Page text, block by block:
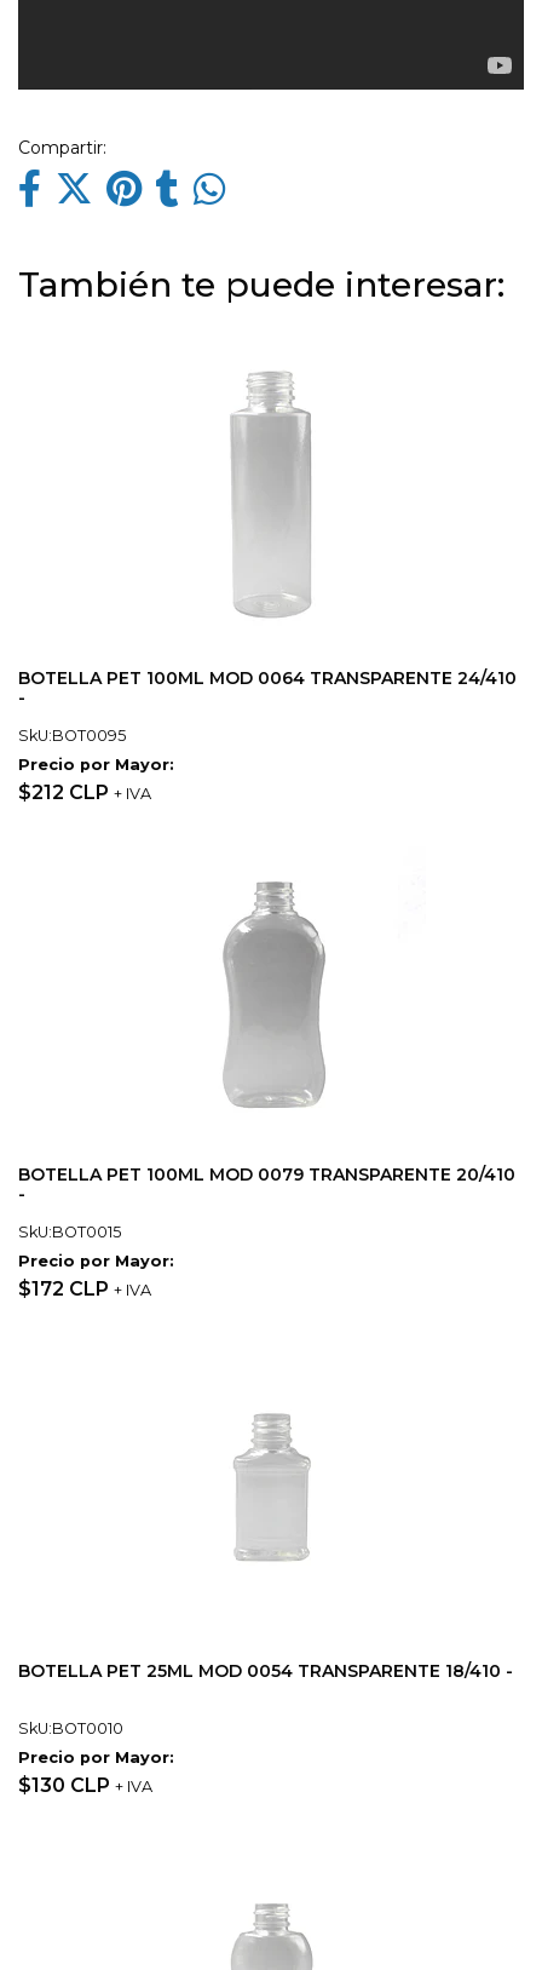
Compartir:
También te puede interesar:
BOTELLA PET 100ML MOD 0064 TRANSPARENTE 24/410
-
SkU:BOT0095
Precio por Mayor:
$212 CLP + IVA
BOTELLA PET 100ML MOD 0079 TRANSPARENTE 20/410
-
SkU:BOT0015
Precio por Mayor:
$172 CLP + IVA
BOTELLA PET 25ML MOD 0054 TRANSPARENTE 18/410 -
SkU:BOT0010
Precio por Mayor:
$130 CLP + IVA